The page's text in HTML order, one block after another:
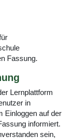
Fassung.
Lernplattform
in
Einloggen auf der
informiert.
sein,